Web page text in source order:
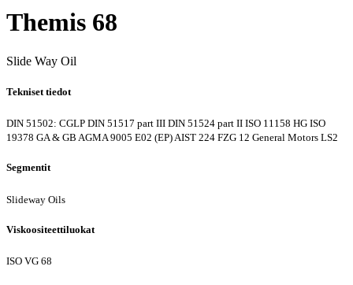
Themis 68
Slide Way Oil
Tekniset tiedot
DIN 51502: CGLP DIN 51517 part III DIN 51524 part II ISO 11158 HG ISO
19378 GA & GB AGMA 9005 E02 (EP)AIST 224 FZG 12 General Motors LS2
Segmentit
Slideway Oils
Viskoositeettiluokat
ISO VG 68